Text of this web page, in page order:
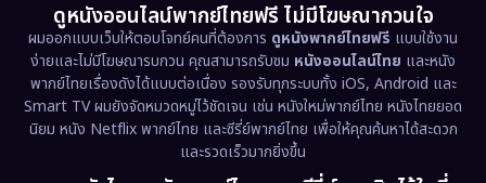
Emotional (61)
Epic มหากาพย์ (218)
Erotic (36)
ดูหนังออนไลน์พากย์ไทยฟรี ไม่มีโฆษณากวนใจ
ผมออกแบบเว็บให้ตอบโจทย์คนที่ต้องการ ดูหนังพากย์ไทยฟรี แบบใช้งาน
ง่ายและไม่มีโฆษณารบกวน คุณสามารถรับชม หนังออนไลน์ไทย และหนัง
พากย์ไทยเรื่องดังได้แบบต่อเนื่อง รองรับทุกระบบทั้ง iOS, Android และ
Smart TV ผมยังจัดหมวดหมู่ไว้ชัดเจน เช่น หนังใหม่พากย์ไทย หนังไทยยอด
นิยม หนัง Netflix พากย์ไทย และซีรี่ย์พากย์ไทย เพื่อให้คุณค้นหาได้สะดวก
และรวดเร็วมากยิ่งขึ้น